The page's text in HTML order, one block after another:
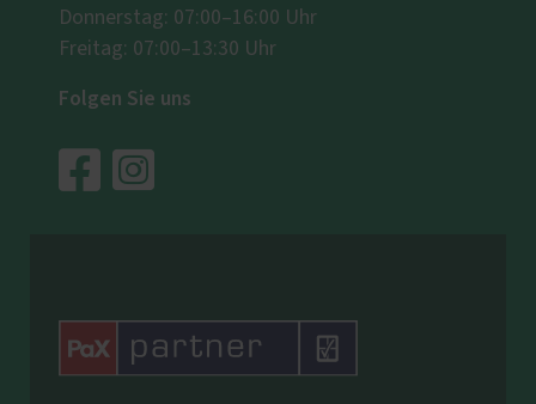
Donnerstag: 07:00–16:00 Uhr
Freitag: 07:00–13:30 Uhr
Folgen Sie uns